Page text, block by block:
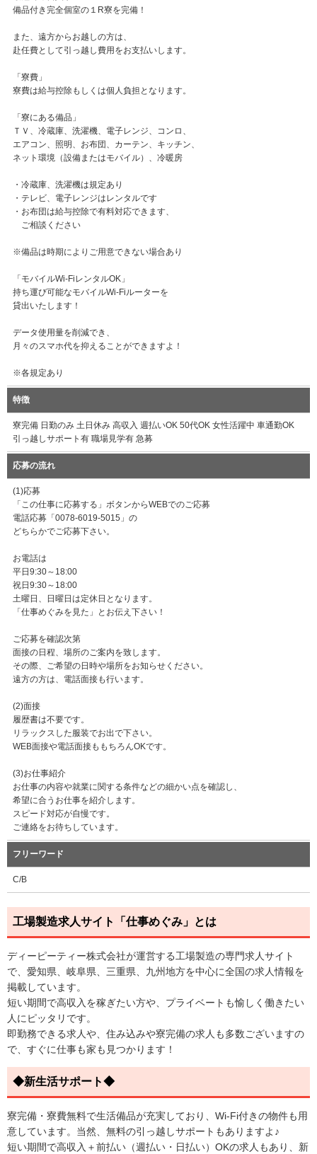
備品付き完全個室の１R寮を完備！
また、遠方からお越しの方は、
赴任費として引っ越し費用をお支払いします。
「寮費」
寮費は給与控除もしくは個人負担となります。
「寮にある備品」
ＴＶ、冷蔵庫、洗濯機、電子レンジ、コンロ、
エアコン、照明、お布団、カーテン、キッチン、
ネット環境（設備またはモバイル）、冷暖房
・冷蔵庫、洗濯機は規定あり
・テレビ、電子レンジはレンタルです
・お布団は給与控除で有料対応できます、
ご相談ください
※備品は時期によりご用意できない場合あり
「モバイルWi-FiレンタルOK」
持ち運び可能なモバイルWi-Fiルーターを
貸出いたします！
データ使用量を削減でき、
月々のスマホ代を抑えることができますよ！
※各規定あり
特徴
寮完備 日勤のみ 土日休み 高収入 週払いOK 50代OK 女性活躍中 車通勤OK
引っ越しサポート有 職場見学有 急募
応募の流れ
(1)応募
「この仕事に応募する」ボタンからWEBでのご応募
電話応募「0078-6019-5015」の
どちらかでご応募下さい。
お電話は
平日9:30～18:00
祝日9:30～18:00
土曜日、日曜日は定休日となります。
「仕事めぐみを見た」とお伝え下さい！
ご応募を確認次第
面接の日程、場所のご案内を致します。
その際、ご希望の日時や場所をお知らせください。
遠方の方は、電話面接も行います。
(2)面接
履歴書は不要です。
リラックスした服装でお出で下さい。
WEB面接や電話面接ももちろんOKです。
(3)お仕事紹介
お仕事の内容や就業に関する条件などの細かい点を確認し、
希望に合うお仕事を紹介します。
スピード対応が自慢です。
ご連絡をお待ちしています。
フリーワード
C/B
工場製造求人サイト「仕事めぐみ」とは
ディーピーティー株式会社が運営する工場製造の専門求人サイト
で、愛知県、岐阜県、三重県、九州地方を中心に全国の求人情報を
掲載しています。
短い期間で高収入を稼ぎたい方や、プライベートも愉しく働きたい
人にピッタリです。
即勤務できる求人や、住み込みや寮完備の求人も多数ございますの
で、すぐに仕事も家も見つかります！
◆新生活サポート◆
寮完備・寮費無料で生活備品が充実しており、Wi-Fi付きの物件も用
意しています。当然、無料の引っ越しサポートもありますよ♪
短い期間で高収入＋前払い（週払い・日払い）OKの求人もあり、新